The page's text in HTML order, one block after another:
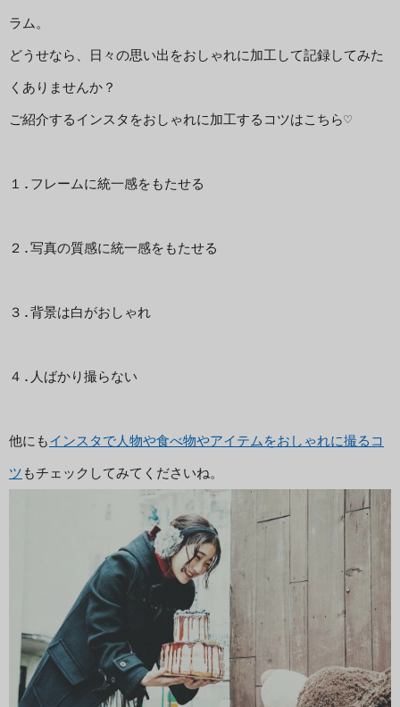
ラム。
どうせなら、日々の思い出をおしゃれに加工して記録してみた
くありませんか？
ご紹介するインスタをおしゃれに加工するコツはこちら♡
１.フレームに統一感をもたせる
２.写真の質感に統一感をもたせる
３.背景は白がおしゃれ
４.人ばかり撮らない
他にもインスタで人物や食べ物やアイテムをおしゃれに撮るコ
ツ もチェックしてみてくださいね。